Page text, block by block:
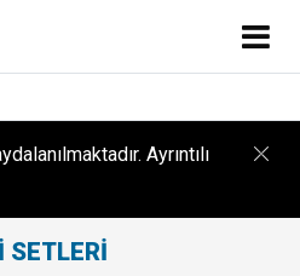
Ayrıntılı
SETLERI